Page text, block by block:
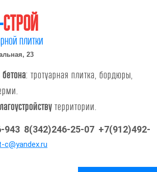
СТРОЙ
плитки
23
: тротуарная плитка, бордюры,
территории.
943 8(342)246-25-07 +7(912)492-
c@yandex.ru